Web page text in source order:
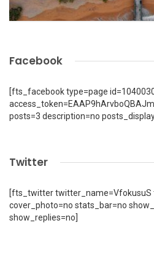
Facebook
[fts_facebook type=page
posts=3 description=no
Twitter
[fts_twitter twitter_name=VfokusuS
cover_photo=no stats_bar=no
show_replies=no]